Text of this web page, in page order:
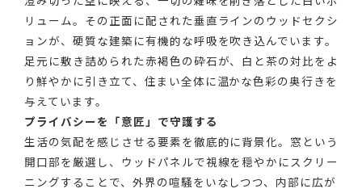
リューム。その正面に配された垂直ラインのウッドセクシ
ョンが、硬質な建築に有機的な呼吸を吹き込んでいます。
足元に敷き詰められた赤褐色の砕石が、白と茶の対比をよ
り鮮やかに引き立て、住まい全体に温かな色彩の奥行きを
与えています。
プライバシーを「意匠」で守護する
生活の気配を感じさせる要素を徹底的に背景化。窓という
開口部を厳選し、ウッドパネルで視線を穏やかにスクリー
ニングすることで、外界の喧騒をいなしつつ、内部に広が